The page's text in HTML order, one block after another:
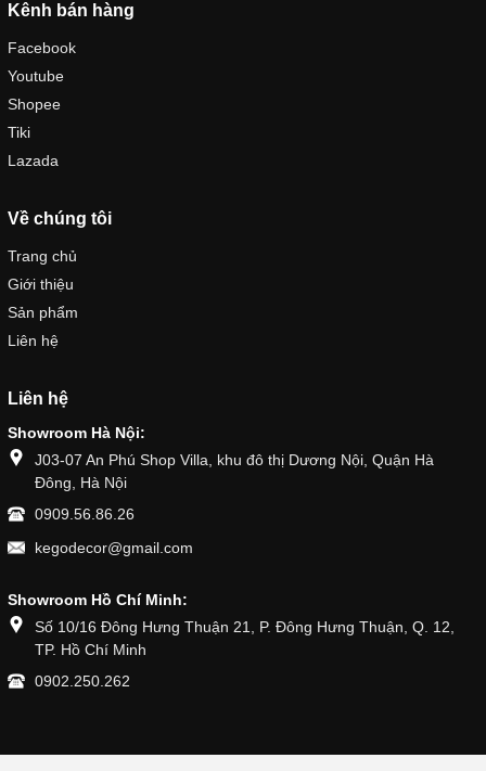
Kênh bán hàng
Facebook
Youtube
Shopee
Tiki
Lazada
Về chúng tôi
Trang chủ
Giới thiệu
Sản phẩm
Liên hệ
Liên hệ
Showroom Hà Nội:
J03-07 An Phú Shop Villa, khu đô thị Dương Nội, Quận Hà
Đông, Hà Nội
0909.56.86.26
kegodecor@gmail.com
Showroom Hồ Chí Minh:
Số 10/16 Đông Hưng Thuận 21, P. Đông Hưng Thuận, Q. 12,
TP. Hồ Chí Minh
0902.250.262